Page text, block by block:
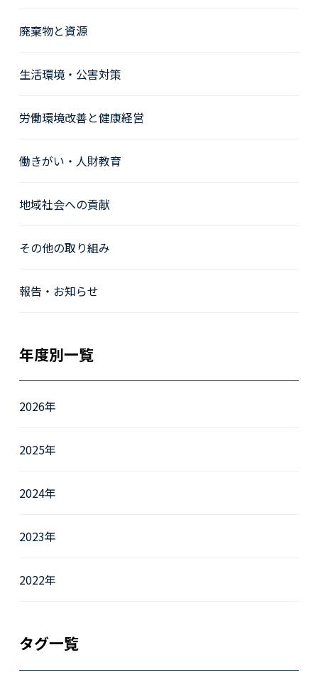
廃棄物と資源
生活環境・公害対策
労働環境改善と健康経営
働きがい・人財教育
地域社会への貢献
その他の取り組み
報告・お知らせ
年度別一覧
2026年
2025年
2024年
2023年
2022年
タグ一覧